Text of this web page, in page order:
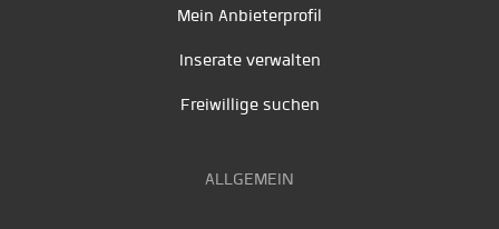
Mein Anbieterprofil
Inserate verwalten
Freiwillige suchen
ALLGEMEIN